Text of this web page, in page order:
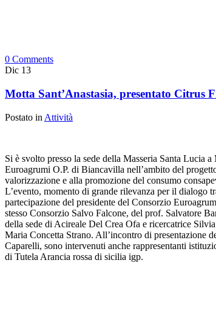
0 Comments
Dic 13
Motta Sant’Anastasia, presentato Citrus
Postato in Attività
Si è svolto presso la sede della Masseria Santa Lucia
Euroagrumi O.P. di Biancavilla nell’ambito del
valorizzazione e alla promozione del consumo
L’evento, momento di grande rilevanza per il dialogo
partecipazione del presidente del Consorzio
stesso Consorzio Salvo Falcone, del prof. Salvatore
della sede di Acireale Del Crea Ofa e ricercatrice
Maria Concetta Strano. All’incontro di presentazione
Caparelli, sono intervenuti anche rappresentanti
di Tutela Arancia rossa di sicilia igp.